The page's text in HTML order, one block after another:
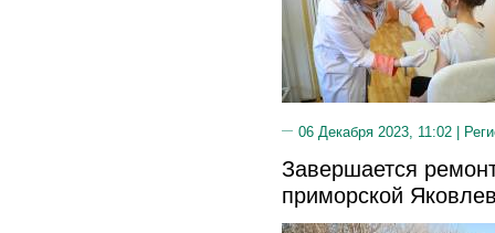
06 Декабря 2023, 11:02 |
Завершается
приморской